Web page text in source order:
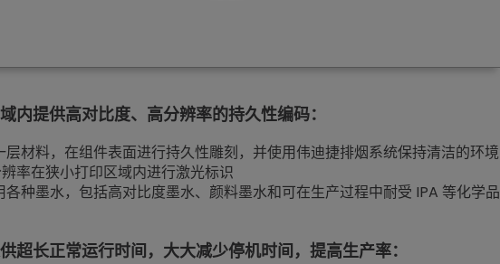
内提供高对比度、高分辨率的持久性编码：
层材料，在组件表面进行持久性雕刻，并使用伟迪捷排烟系统保持清洁的环境
率在狭小打印区域内进行激光标识
种墨水，包括高对比度墨水、颜料墨水和可在生产过程中耐受 IPA 等化学品
超长正常运行时间，大大减少停机时间，提高生产率：